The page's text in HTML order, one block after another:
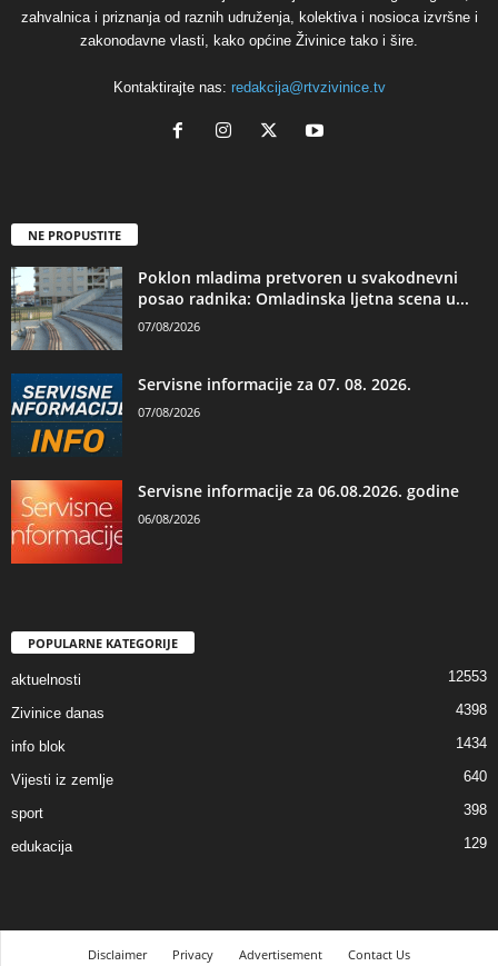
zahvalnica i priznanja od raznih udruženja, kolektiva i nosioca izvršne i
zakonodavne vlasti, kako općine Živinice tako i šire.
Kontaktirajte nas: redakcija@rtvzivinice.tv
NE PROPUSTITE
Poklon mladima pretvoren u svakodnevni
posao radnika: Omladinska ljetna scena u...
07/08/2026
Servisne informacije za 07. 08. 2026.
07/08/2026
Servisne informacije za 06.08.2026. godine
06/08/2026
POPULARNE KATEGORIJE
aktuelnosti 12553
Zivinice danas 4398
info blok 1434
Vijesti iz zemlje 640
sport 398
edukacija 129
Disclaimer Privacy Advertisement Contact Us